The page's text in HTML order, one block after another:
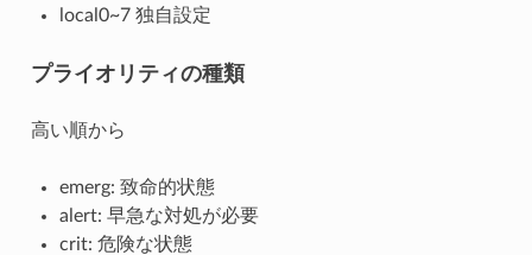
local0~7 独自設定
プライオリティの種類
高い順から
emerg: 致命的状態
alert: 早急な対処が必要
crit: 危険な状態